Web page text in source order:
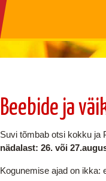
Beebide ja
Suvi tõmbab otsi kokku ja
nädalast: 26. või
Kogunemise ajad on ikka: